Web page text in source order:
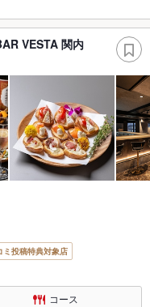
VESTA 関内
ミ投稿特典対象店
コース